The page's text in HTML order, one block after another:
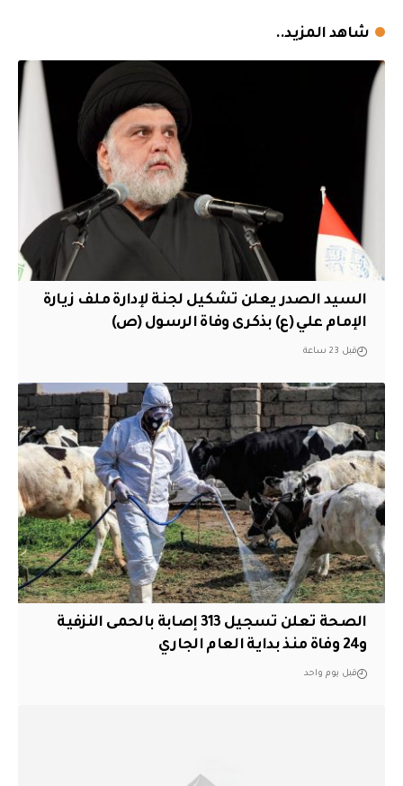
شاهد المزيد..
السيد الصدر يعلن تشكيل لجنة لإدارة ملف زيارة
الإمام علي (ع) بذكرى وفاة الرسول (ص)
قبل 23 ساعة
الصحة تعلن تسجيل 313 إصابة بالحمى النزفية
و24 وفاة منذ بداية العام الجاري
قبل يوم واحد